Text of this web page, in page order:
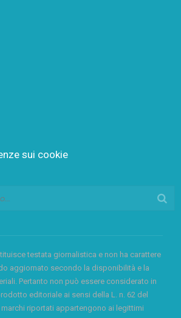
sui cookie
testata giornalistica e non ha carattere
aggiornato secondo la disponibilità e la
Pertanto non può essere considerato in
editoriale ai sensi della L. n. 62 del
marchi riportati appartengono ai legittimi